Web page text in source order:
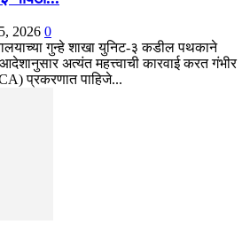
2026 0
गुन्हे शाखा युनिट-३ कडील पथकाने
आदेशानुसार अत्यंत महत्त्वाची कारवाई करत गंभीर
प्रकरणात पाहिजे...